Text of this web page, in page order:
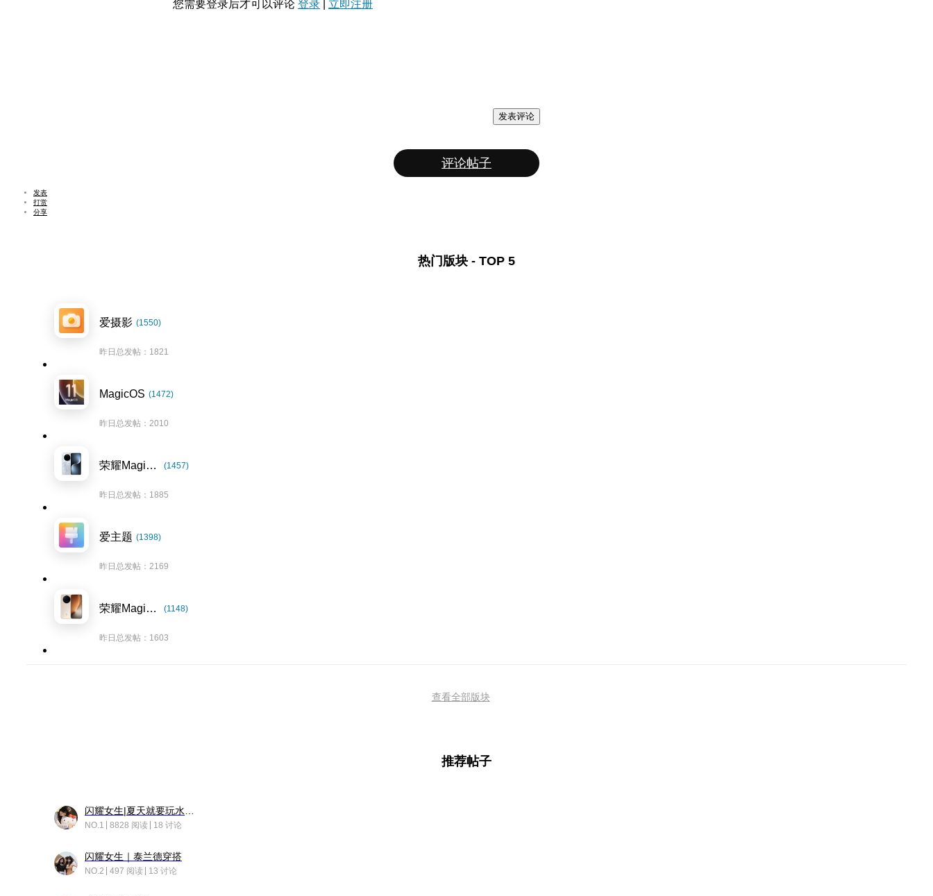
您需要登录后才可以评论 登录 立即注册
发表评论
评论帖子
发表
打赏
分享
热门版块 - TOP 5
爱摄影 (1550)
昨日总发帖：1821
MagicOS (1472)
昨日总发帖：2010
荣耀Magic7系列 (1457)
昨日总发帖：1885
爱主题 (1398)
昨日总发帖：2169
荣耀Magic8系列 (1148)
昨日总发帖：1603
查看全部版块
推荐帖子
NO.1 8828 阅读 18 讨论
闪耀女生｜泰兰德穿搭
NO.2 497 阅读 13 讨论